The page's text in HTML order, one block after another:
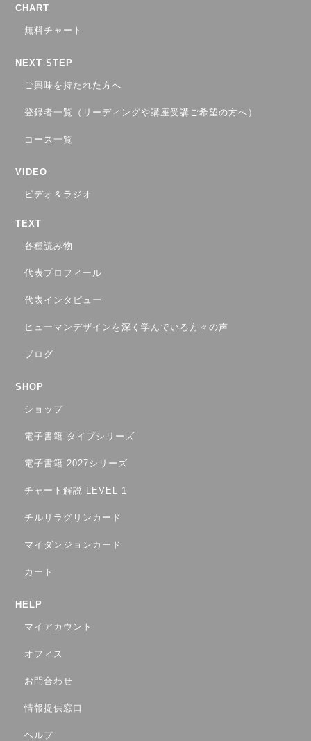
CHART
無料チャート
NEXT STEP
ご興味を持たれた方へ
登録者一覧（リーディングや講座受講ご希望の方へ）
コース一覧
VIDEO
ビデオ＆ラジオ
TEXT
各種読み物
代表プロフィール
代表インタビュー
ヒューマンデザインを深く学んでいる方々の声
ブログ
SHOP
ショップ
電子書籍 タイプシリーズ
電子書籍 2027シリーズ
チャート解説 LEVEL 1
チルリラグリンカード
マイダンジョンカード
カート
HELP
マイアカウント
オフィス
お問合わせ
情報提供窓口
ヘルプ